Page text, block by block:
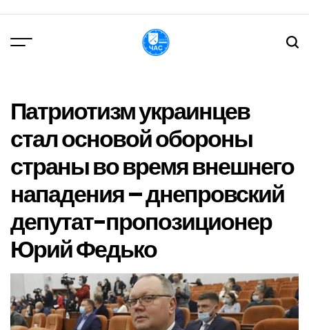
вмісту
Патриотизм украинцев
стал основой обороны
страны во время внешнего
нападения – днепровский
депутат-пропозиционер
Юрий Федько